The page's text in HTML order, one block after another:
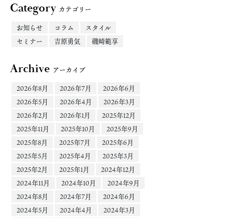
Categoryカテゴリー
お知らせ
コラム
スタイル
セミナー
吉原勇気 磯崎範享
Archive アーカイブ
2026年8月
2026年7月
2026年6月
2026年5月
2026年4月
2026年3月
2026年2月
2026年1月
2025年12月
2025年11月
2025年10月
2025年9月
2025年8月
2025年7月
2025年6月
2025年5月
2025年4月
2025年3月
2025年2月
2025年1月
2024年12月
2024年11月
2024年10月
2024年9月
2024年8月
2024年7月
2024年6月
2024年5月
2024年4月
2024年3月